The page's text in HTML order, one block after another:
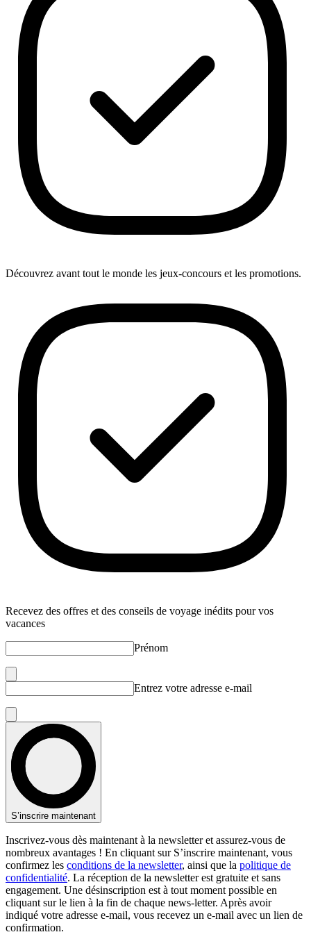
Découvrez avant tout le monde les jeux-concours et les promotions.
Recevez des offres et des conseils de voyage inédits pour vos
vacances
Prénom
Entrez votre adresse e-mail
S’inscrire maintenant
Inscrivez-vous dès maintenant à la newsletter et assurez-vous de
nombreux avantages ! En cliquant sur S’inscrire maintenant, vous
confirmez les conditions de la newsletter, ainsi que la politique de
confidentialité. La réception de la newsletter est gratuite et sans
engagement. Une désinscription est à tout moment possible en
cliquant sur le lien à la fin de chaque news-letter. Après avoir
indiqué votre adresse e-mail, vous recevez un e-mail avec un lien de
confirmation.